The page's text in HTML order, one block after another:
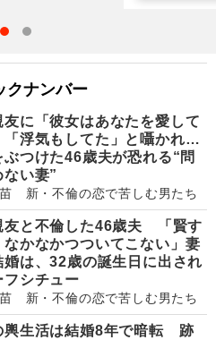
クナンバー
友に「彼女はあなたを愛して
「浮気もしてた」と囁かれ…
ぶつけた46歳夫が恐れる“問
ない妻”
新・不倫の恋で苦しむ男たち
友と不倫した46歳夫 「賢す
なかなかつついてこない」妻
婚は、32歳の誕生日に出され
フシチュー
新・不倫の恋で苦しむ男たち
輿生活は結婚8年で暗転 跡